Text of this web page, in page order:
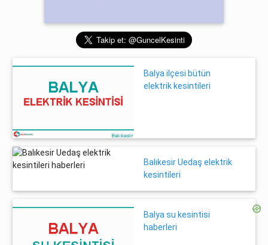
Balya ilçesi bütün
elektrik kesintileri
Balıkesir Uedaş elektrik
kesintileri
Balya su kesintisi
haberleri